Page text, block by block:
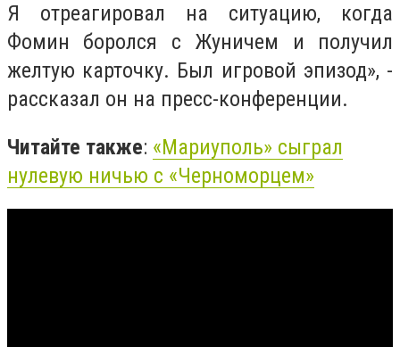
Я отреагировал на ситуацию, когда
Фомин боролся с Жуничем и получил
желтую карточку. Был игровой эпизод», -
рассказал он на пресс-конференции.
Читайте также: «Мариуполь» сыграл
нулевую ничью с «Черноморцем»